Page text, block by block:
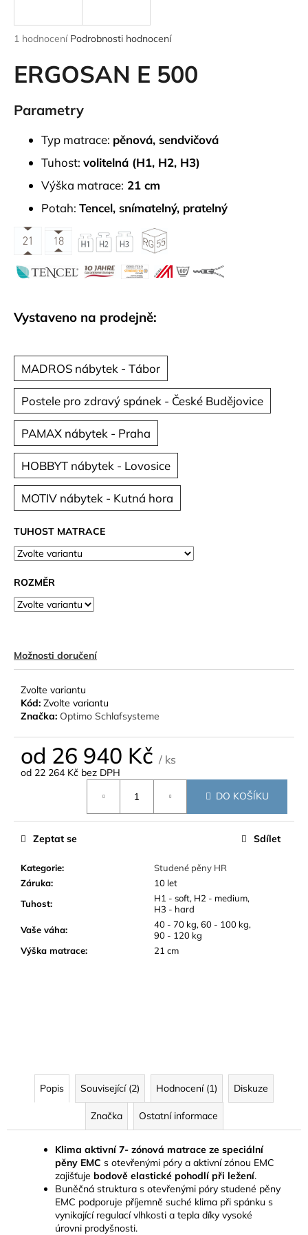
Průměrné
produktu
je
z
5
1 hodnocení Podrobnosti hodnocení
ERGOSAN E 500
Parametry
Typ matrace: pěnová, sendvičová
Tuhost: volitelná (H1, H2, H3)
Výška matrace: 21 cm
Potah: Tencel, snímatelný, pratelný
Vystaveno na prodejně:
MADROS nábytek - Tábor
Postele pro zdravý spánek - České Budějovice
PAMAX nábytek - Praha
HOBBYT nábytek - Lovosice
MOTIV nábytek - Kutná hora
TUHOST MATRACE
ROZMĚR
Možnosti doručení
Zvolte variantu
Kód: Zvolte variantu
Značka: Optimo Schlafsysteme
od 26 940 Kč / ks
od 22 264 Kč bez DPH
DO KOŠÍKU
Kategorie:
Studené pěny HR
Záruka:
10 let
Tuhost:
H1 - soft, H2 - medium,
H3 - hard
Vaše váha:
40 - 70 kg, 60 - 100 kg,
90 - 120 kg
Výška matrace: 21 cm
Zeptat se Sdílet
Popis Související (2) Hodnocení (1) Diskuze
Značka Ostatní informace
Klima aktivní 7- zónová matrace ze speciální
pěny EMC s otevřenými póry a aktivní zónou EMC
zajišťuje bodově elastické pohodlí při ležení.
Buněčná struktura s otevřenými póry studené pěny
EMC podporuje příjemně suché klima při spánku s
vynikající regulací vlhkosti a tepla díky vysoké
úrovni prodyšnosti.
j
t
?
HLEDAT
o
r
č
u
e
m
e